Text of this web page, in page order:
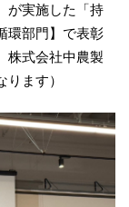
が実施した「持
環部門】で表彰
株式会社中農製
ます）